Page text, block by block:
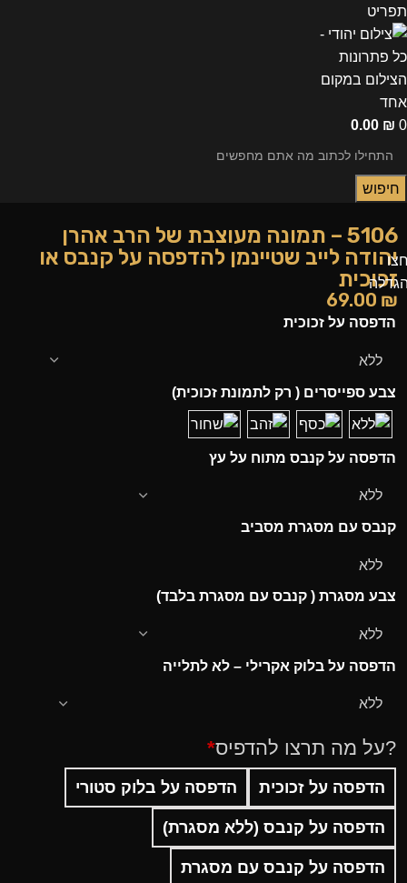
תפריט
0
0.00 ₪
חיפוש
5106 – תמונה מעוצבת של הרב אהרן
יהודה לייב שטיינמן להדפסה על קנבס או
זכוכית
69.00 ₪
הדפסה על זכוכית
צבע ספייסרים ( רק לתמונת זכוכית)
הדפסה על קנבס מתוח על עץ
קנבס עם מסגרת מסביב
צבע מסגרת ( קנבס עם מסגרת בלבד)
הדפסה על בלוק אקרילי – לא לתלייה
?על מה תרצו להדפיס*
הדפסה על זכוכית הדפסה על בלוק סטורי
הדפסה על קנבס (ללא מסגרת)
הדפסה על קנבס עם מסגרת